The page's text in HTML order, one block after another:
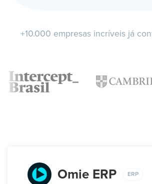
+10.000 empresas incríveis já
Omie ERP ERP